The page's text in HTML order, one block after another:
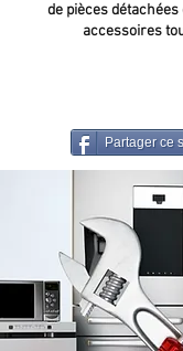
de pièces
accessoires
Partager ce